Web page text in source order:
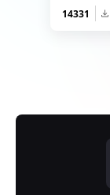
14331